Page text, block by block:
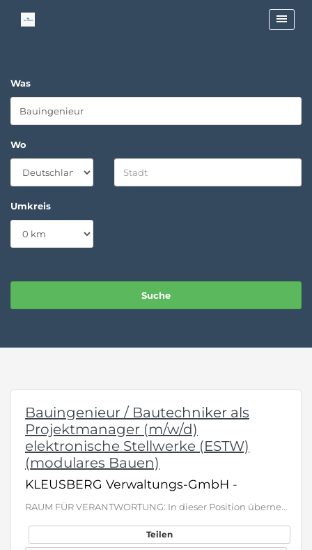
Was
Wo
Umkreis
Bauingenieur / Bautechniker als
Projektmanager (m/w/d)
elektronische Stellwerke (ESTW)
(modulares Bauen)
KLEUSBERG Verwaltungs-GmbH -
RAUM FÜR VERANTWORTUNG: In dieser Position übernehmen Sie gemeinsam mit Teamkollegen die Betreuung eines Schlüsselkunden. Es werden bundesweit Stellwerksprojekte in Modulbauweise vom Aufmaß bis zur Abnahme für den Kunden realisiert. Möchten Sie durch Ihre Projekte zur Verbesserung des Zugverkehrs in Deutschland beitragen? Ihre Aufgaben im Detail: Sie sind Ansprechperson für den Kunden, übernehmen die Auftragsklärung, führen Koordinationsgespräche mit allen Projektbeteiligten, z. B. mit den Nach…
Teilen